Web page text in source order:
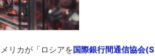
リカが「ロシアを国際銀行間通信協会(S